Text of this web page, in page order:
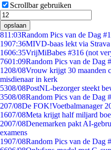
Scrollbar gebruiken
opslaan
811:03Random Pics van de Dag
1907:36MIVD-baas lekt via Strava
1606:35VrijMiBabes #316 (not
7601:09Random Pics van de Dag
1208/08Vrouw krijgt 30 maanden
misdienaar in kerk
5308/08PostNL-bezorger steekt
3508/08Random Pics van de Dag
207/08De FOK!Voetbalmanager
1607/08Meta krijgt half miljard
2007/08Denemarken pakt AI-
examens
1907/08Random Pics van de Dag